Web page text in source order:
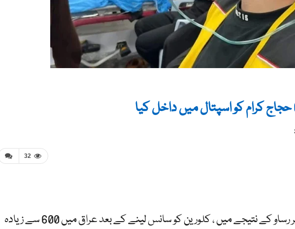
32
اتوار کے روز واٹر ٹریٹمنٹ اسٹیشن پر رساو کے نتیجے میں ، کلورین کو سانس لینے کے بعد عراق میں 600 سے زیادہ